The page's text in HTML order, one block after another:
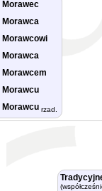
Morawec
Morawca
Morawcowi
Morawca
Morawcem
Morawcu
Morawcu rzad.